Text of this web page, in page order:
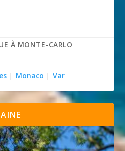
À MONTE-CARLO
| Monaco | Var